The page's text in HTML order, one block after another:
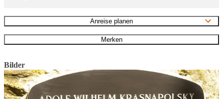
Bilder
Anreise planen
Merken